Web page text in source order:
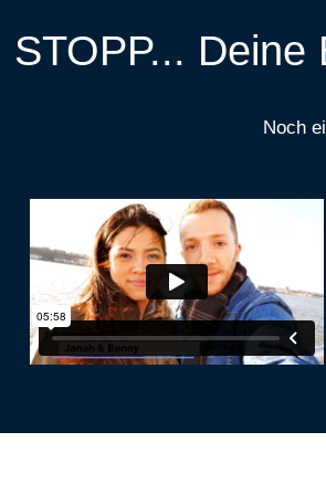
STOPP... Deine
Noch